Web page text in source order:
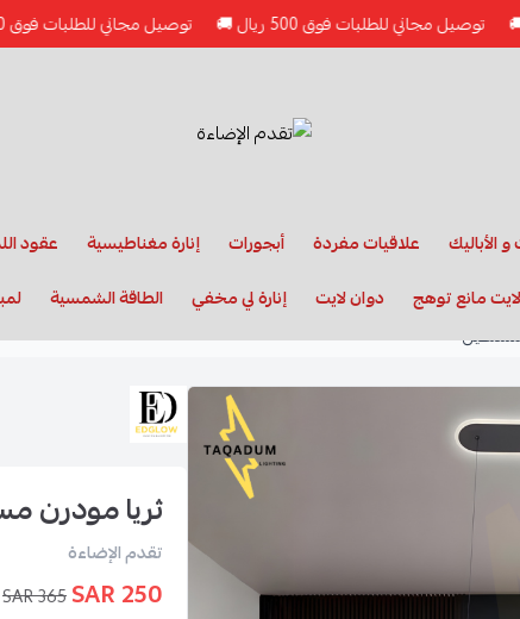
للطلبات فوق 500 ريال 🚚 توصيل مجاني للطلبات فوق 500 ريال 🚚
الأباليك علاقيات مفردة أبجورات إنارة مغناطيسية عقود
مانع توهج دوان لايت إنارة لي مخفي الطاقة الشمسية
ثريا مودرن
تقدم الإضاءة
250 SAR
365 SAR